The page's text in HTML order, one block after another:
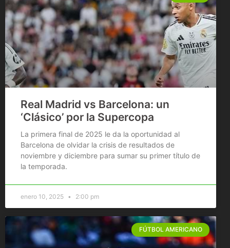
Real Madrid vs Barcelona: un
‘Clásico’ por la Supercopa
La primera final de 2025 le da la oportunidad al
Barcelona de olvidar la crisis de resultados de
noviembre y diciembre para sumar su primer título de
la temporada.
enero 10, 2025 2:00 pm
FÚTBOL AMERICANO